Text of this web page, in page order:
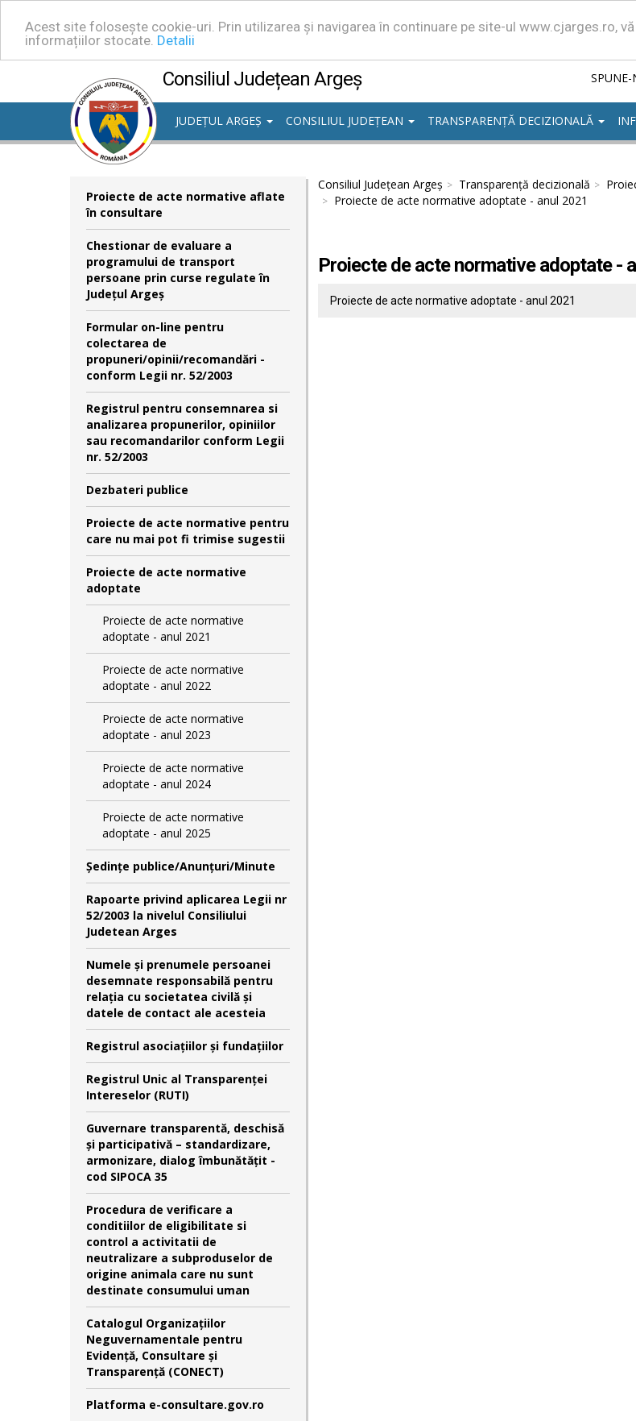
Acest site folosește cookie-uri. Prin utilizarea și navigarea în continuare pe site-ul www.cjarges.ro,
informațiilor stocate. Detalii
Consiliul Județean Argeș SPUNE-
JUDEȚUL ARGEȘ
CONSILIUL JUDEȚEAN TRANSPARENȚĂ DECIZIONALĂ
Proiecte de acte normative aflate
în consultare
Chestionar de evaluare a
programului de transport
persoane prin curse regulate în
Județul Argeș
Formular on-line pentru
colectarea de
propuneri/opinii/recomandări -
conform Legii nr. 52/2003
Registrul pentru consemnarea si
analizarea propunerilor, opiniilor
sau recomandarilor conform Legii
nr. 52/2003
Dezbateri publice
Proiecte de acte normative pentru
care nu mai pot fi trimise sugestii
Proiecte de acte normative
adoptate
Proiecte de acte normative
adoptate - anul 2021
Proiecte de acte normative
adoptate - anul 2022
Proiecte de acte normative
adoptate - anul 2023
Proiecte de acte normative
adoptate - anul 2024
Proiecte de acte normative
adoptate - anul 2025
Şedinţe publice/Anunţuri/Minute
Rapoarte privind aplicarea Legii nr
52/2003 la nivelul Consiliului
Judetean Arges
Numele şi prenumele persoanei
desemnate responsabilă pentru
relaţia cu societatea civilă şi
datele de contact ale acesteia
Registrul asociațiilor și fundațiilor
Registrul Unic al Transparenței
Intereselor (RUTI)
Guvernare transparentă, deschisă
și participativă – standardizare,
armonizare, dialog îmbunătățit -
cod SIPOCA 35
Procedura de verificare a
conditiilor de eligibilitate si
control a activitatii de
neutralizare a subproduselor de
origine animala care nu sunt
destinate consumului uman
Catalogul Organizațiilor
Neguvernamentale pentru
Evidență, Consultare și
Transparență (CONECT)
Platforma e-consultare.gov.ro
Consiliul Județean Argeș Transparență decizională
Proiecte de acte normative adoptate - anul 2021
Proiecte de acte normative adoptate -
Proiecte de acte normative adoptate - anul 2021